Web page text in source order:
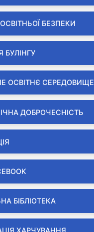
БЕЗПЕКИ
БУЛІНГУ
ОСВІТНЄ СЕРЕДОВИЩЕ
ДОБРОЧЕСНІСТЬ
БІБЛІОТЕКА